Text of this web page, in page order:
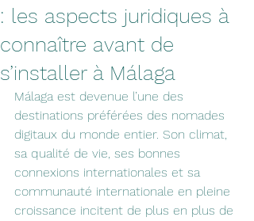
: les aspects juridiques à
connaître avant de
s’installer à Málaga
Málaga est devenue l’une des
destinations préférées des nomades
digitaux du monde entier. Son climat,
sa qualité de vie, ses bonnes
connexions internationales et sa
communauté internationale en pleine
croissance incitent de plus en plus de